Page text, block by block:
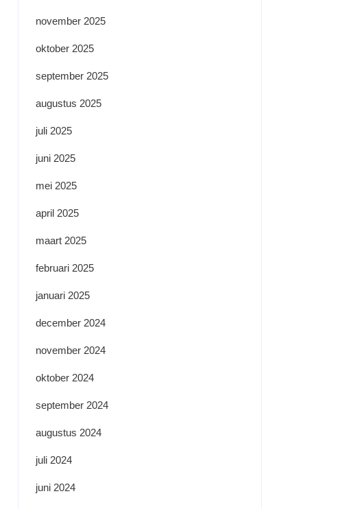
november 2025
oktober 2025
september 2025
augustus 2025
juli 2025
juni 2025
mei 2025
april 2025
maart 2025
februari 2025
januari 2025
december 2024
november 2024
oktober 2024
september 2024
augustus 2024
juli 2024
juni 2024